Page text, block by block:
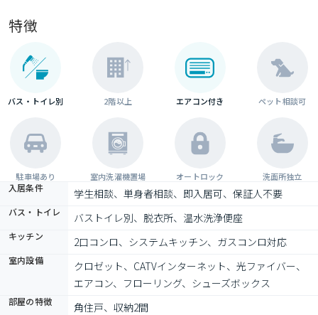
特徴
バス・トイレ別 2階以上 エアコン付き ペット相談可
駐車場あり 室内洗濯機置場 オートロック 洗面所独立
入居条件 学生相談、単身者相談、即入居可、保証人不要
バス・トイレ バストイレ別、脱衣所、温水洗浄便座
キッチン 2口コンロ、システムキッチン、ガスコンロ対応
室内設備
クロゼット、CATVインターネット、光ファイバー、
エアコン、フローリング、シューズボックス
部屋の特徴 角住戸、収納2間